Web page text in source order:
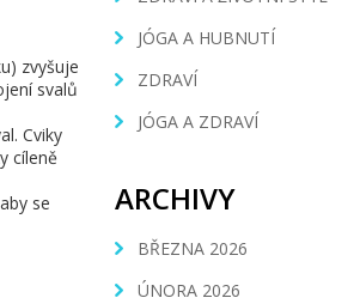
zvyšuje
svalů
Cviky
cíleně
se
JÓGA A HUBNUTÍ
ZDRAVÍ
JÓGA A ZDRAVÍ
ARCHIVY
BŘEZNA 2026
ÚNORA 2026